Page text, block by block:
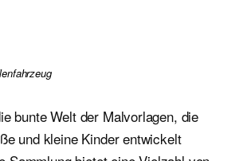
bunte Welt der Malvorlagen, die
und kleine Kinder entwickelt